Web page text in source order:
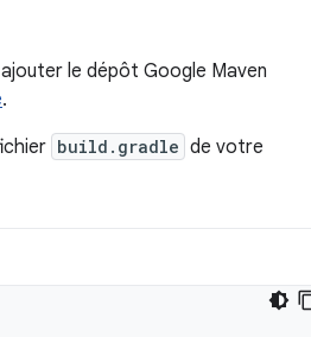
le dépôt Google Maven
.
build.gradle de votre